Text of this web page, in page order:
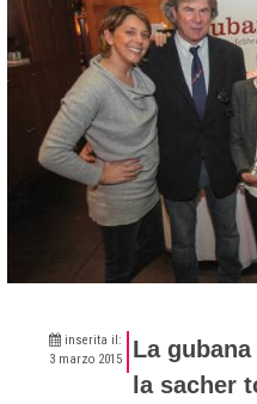
inserita il:
3 marzo 2015
La
la sacher